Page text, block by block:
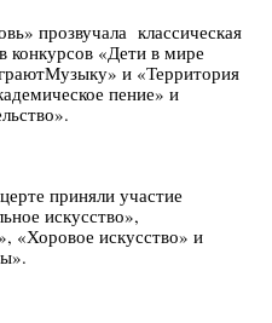
прозвучала классическая
конкурсов «Дети в мире
и «Территория
пение» и
приняли участие
искусство»,
«Хоровое искусство» и